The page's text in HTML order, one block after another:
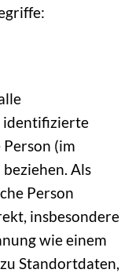
identifizierte
(im
Als
Person
insbesondere
wie einem
Standortdaten,